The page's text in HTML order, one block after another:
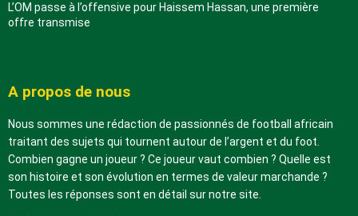
L’OM passe à l’offensive pour Haissem Hassan, une première
offre transmise
A propos de nous
Nous sommes une rédaction de passionnés de football africain
traitant des sujets qui tournent autour de l’argent et du foot.
Combien gagne un joueur ? Ce joueur vaut combien ? Quelle est
son histoire et son évolution en termes de valeur marchande ?
Toutes les réponses sont en détail sur notre site.